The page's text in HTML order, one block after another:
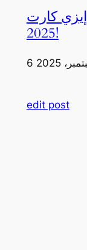
إيزي كارت
2025!
2025
edit post